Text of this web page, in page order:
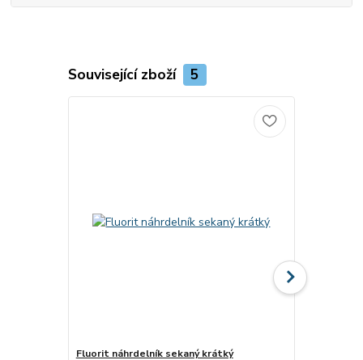
Související zboží 5
Fluorit náhrdelník sekaný krátký